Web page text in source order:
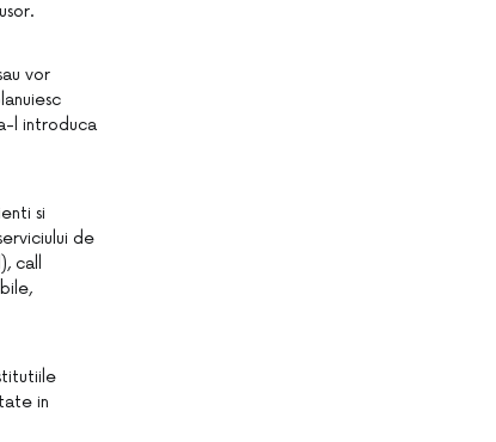
vor
l introduca
si
de
call
in